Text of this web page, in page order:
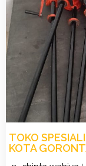
TOKO
KOTA